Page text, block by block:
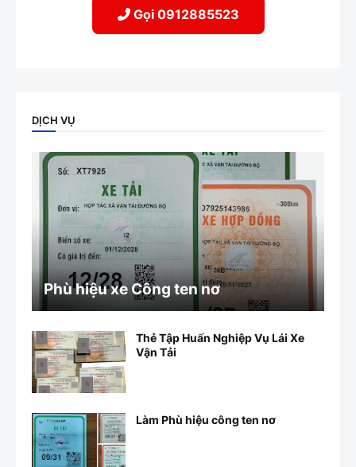
Gọi 0912885523
DỊCH VỤ
Phù hiệu xe Công ten nơ
Thẻ Tập Huấn Nghiệp Vụ Lái Xe
Vận Tải
Làm Phù hiệu công ten nơ